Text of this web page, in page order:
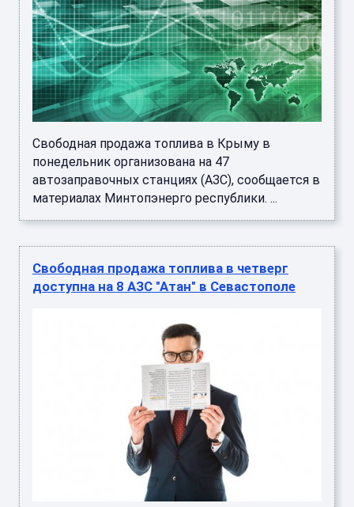
Свободная продажа топлива в Крыму в
понедельник организована на 47
автозаправочных станциях (АЗС), сообщается в
материалах Минтопэнерго республики. ...
Свободная продажа топлива в четверг
доступна на 8 АЗС "Атан" в Севастополе